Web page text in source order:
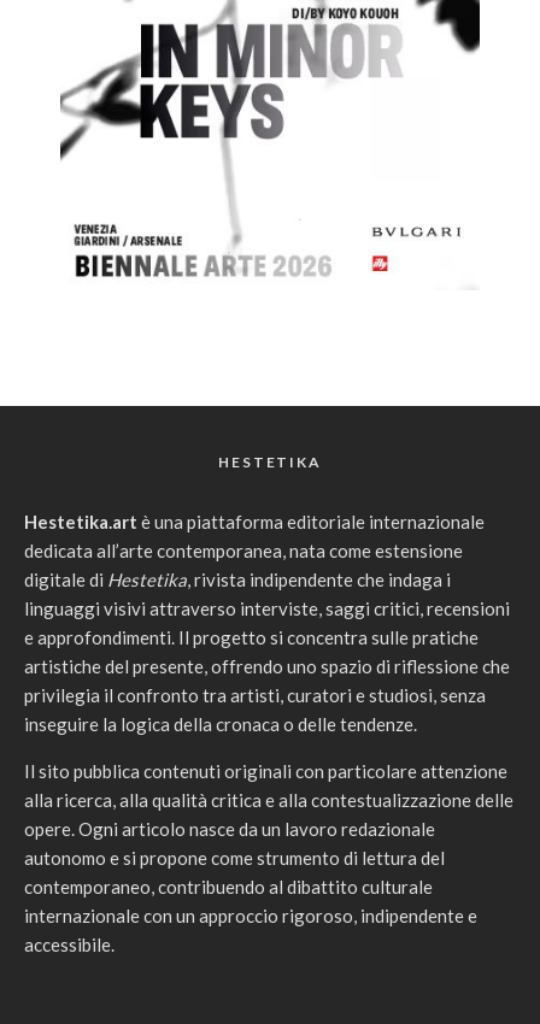
HESTETIKA
Hestetika.art è una piattaforma editoriale internazionale
dedicata all’arte contemporanea, nata come estensione
digitale di Hestetika, rivista indipendente che indaga i
linguaggi visivi attraverso interviste, saggi critici, recensioni
e approfondimenti. Il progetto si concentra sulle pratiche
artistiche del presente, offrendo uno spazio di riflessione che
privilegia il confronto tra artisti, curatori e studiosi, senza
inseguire la logica della cronaca o delle tendenze.
Il sito pubblica contenuti originali con particolare attenzione
alla ricerca, alla qualità critica e alla contestualizzazione delle
opere. Ogni articolo nasce da un lavoro redazionale
autonomo e si propone come strumento di lettura del
contemporaneo, contribuendo al dibattito culturale
internazionale con un approccio rigoroso, indipendente e
accessibile.